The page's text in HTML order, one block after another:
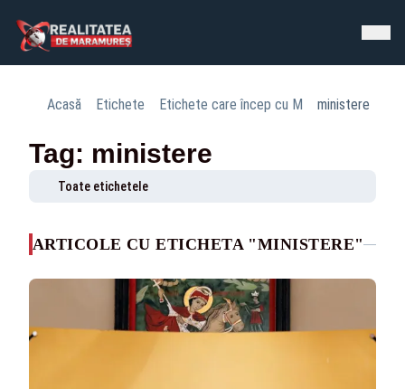
Acasă Etichete Etichete care încep cu M ministere
Tag: ministere
Toate etichetele
ARTICOLE CU ETICHETA "MINISTERE"